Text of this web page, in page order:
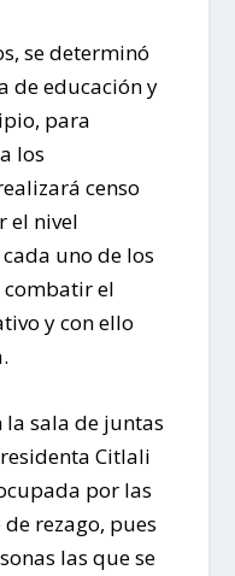
se determinó
de educación y
para
los
censo
el nivel
uno de los
combatir el
y con ello
la sala de juntas
Citlali
por las
rezago, pues
las que se